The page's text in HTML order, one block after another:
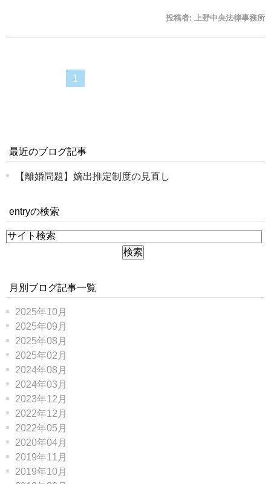
投稿者: 上野中央法律事務所
1
最近のブログ記事
【離婚問題】嫡出推定制度の見直し
entryの検索
月別ブログ記事一覧
2025年10月
2025年09月
2025年08月
2025年02月
2024年08月
2024年03月
2023年12月
2022年12月
2022年05月
2020年04月
2019年11月
2019年10月